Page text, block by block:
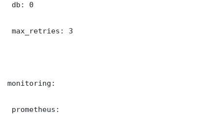
db: 0
max_retries: 3
monitoring:
prometheus: